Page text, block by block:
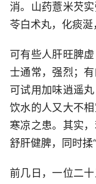
消。山药薏米芡
苓白术丸，化痰涎
可有些人肝旺脾
士通常，强烈；
可试用加味逍遥
饮水的人又大不
寒凉之患。其实
舒肝健脾，同时揉
前几日，一位二